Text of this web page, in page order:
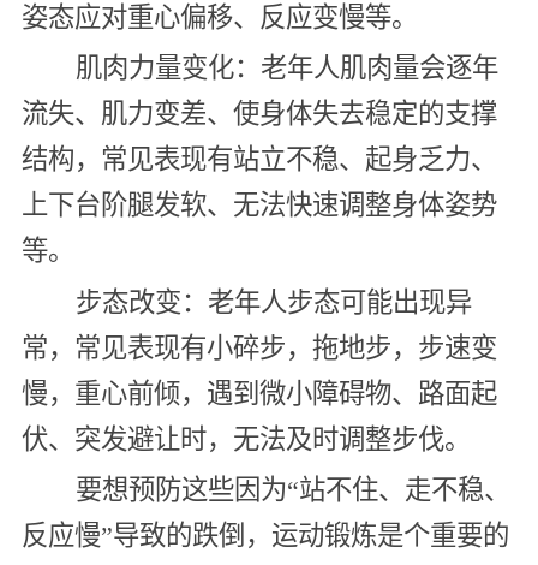
姿态应对重心偏移、反应变慢等。
肌肉力量变化：老年人肌肉量会逐年
流失、肌力变差、使身体失去稳定的支撑
结构，常见表现有站立不稳、起身乏力、
上下台阶腿发软、无法快速调整身体姿势
等。
步态改变：老年人步态可能出现异
常，常见表现有小碎步，拖地步，步速变
慢，重心前倾，遇到微小障碍物、路面起
伏、突发避让时，无法及时调整步伐。
要想预防这些因为“站不住、走不稳、
反应慢”导致的跌倒，运动锻炼是个重要的